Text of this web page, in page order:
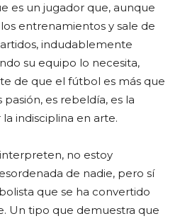
es un jugador que, aunque
entrenamientos y sale de
indudablemente
su equipo lo necesita,
de que el fútbol es más que
es rebeldía, es la
indisciplina en arte.
no estoy
de nadie, pero sí
que se ha convertido
Un tipo que demuestra que